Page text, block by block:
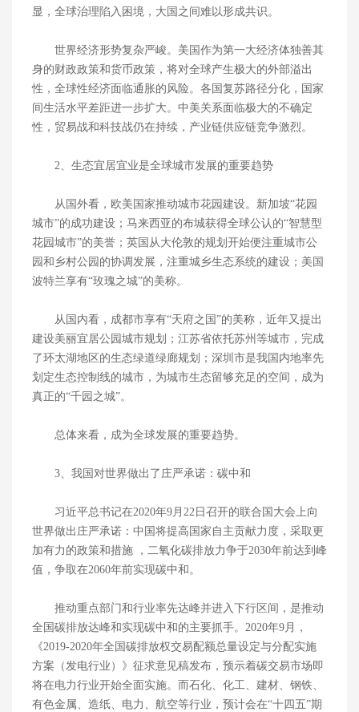
显，全球治理陷入困境，大国之间难以形成共识。
世界经济形势复杂严峻。美国作为第一大经济体独善其
身的财政政策和货币政策，将对全球产生极大的外部溢出
性，全球性经济面临通胀的风险。各国复苏路径分化，国家
间生活水平差距进一步扩大。中美关系面临极大的不确定
性，贸易战和科技战仍在持续，产业链供应链竞争激烈。
2、生态宜居宜业是全球城市发展的重要趋势
从国外看，欧美国家推动城市花园建设。新加坡“花园
城市”的成功建设；马来西亚的布城获得全球公认的“智慧型
花园城市”的美誉；英国从大伦敦的规划开始便注重城市公
园和乡村公园的协调发展，注重城乡生态系统的建设；美国
波特兰享有“玫瑰之城”的美称。
从国内看，成都市享有“天府之国”的美称，近年又提出
建设美丽宜居公园城市规划；江苏省依托苏州等城市，完成
了环太湖地区的生态绿道绿廊规划；深圳市是我国内地率先
划定生态控制线的城市，为城市生态留够充足的空间，成为
真正的“千园之城”。
总体来看，成为全球发展的重要趋势。
3、我国对世界做出了庄严承诺：碳中和
习近平总书记在2020年9月22日召开的联合国大会上向
世界做出庄严承诺：中国将提高国家自主贡献力度，采取更
加有力的政策和措施 ，二氧化碳排放力争于2030年前达到峰
值，争取在2060年前实现碳中和。
推动重点部门和行业率先达峰并进入下行区间，是推动
全国碳排放达峰和实现碳中和的主要抓手。2020年9月，
《2019-2020年全国碳排放权交易配额总量设定与分配实施
方案（发电行业）》征求意见稿发布，预示着碳交易市场即
将在电力行业开始全面实施。而石化、化工、建材、钢铁、
有色金属、造纸、电力、航空等行业，预计会在“十四五”期